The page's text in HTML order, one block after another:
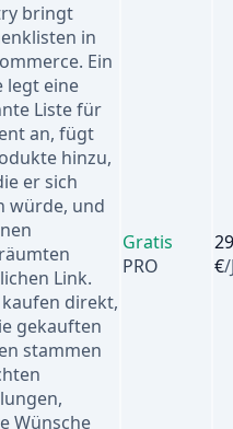
bringt
in
Ein
legt eine
Liste für
an, fügt
hinzu,
er sich
würde, und
Link.
kaufen direkt,
gekauften
stammen
Wünsche
Gratis
PRO
29
€